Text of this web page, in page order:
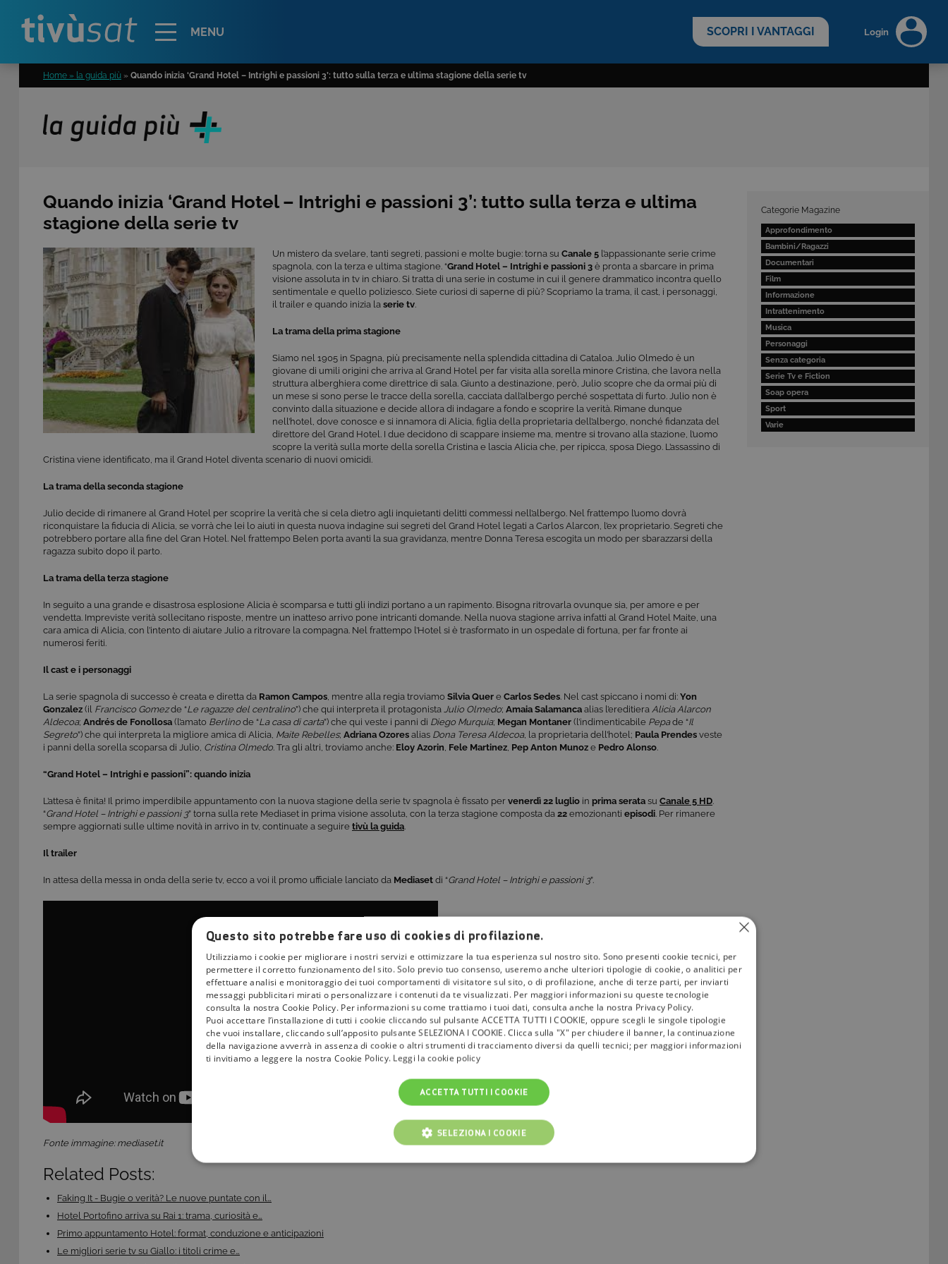
MENU SCOPRI I VANTAGGI Login
Home » la guida più » Quando inizia ‘Grand Hotel – Intrighi e passioni 3’: tutto sulla terza e ultima stagione della serie tv
Categorie Magazine
Approfondimento
Bambini/Ragazzi
Documentari
Film
Informazione
Intrattenimento
Musica
Personaggi
Senza categoria
Serie Tv e Fiction
Soap opera
Sport
Varie
Quando inizia ‘Grand Hotel – Intrighi e passioni 3’: tutto sulla terza e ultima
stagione della serie tv
Un mistero da svelare, tanti segreti, passioni e molte bugie: torna su Canale 5 l’appassionante serie crime
spagnola, con la terza e ultima stagione. “Grand Hotel – Intrighi e passioni 3 è pronta a sbarcare in prima
visione assoluta in tv in chiaro. Si tratta di una serie in costume in cui il genere drammatico incontra quello
sentimentale e quello poliziesco. Siete curiosi di saperne di più? Scopriamo la trama, il cast, i personaggi,
il trailer e quando inizia la serie tv.
La trama della prima stagione
Siamo nel 1905 in Spagna, più precisamente nella splendida cittadina di Cataloa. Julio Olmedo è un
giovane di umili origini che arriva al Grand Hotel per far visita alla sorella minore Cristina, che lavora nella
struttura alberghiera come direttrice di sala. Giunto a destinazione, però, Julio scopre che da ormai più di
un mese si sono perse le tracce della sorella, cacciata dall’albergo perché sospettata di furto. Julio non è
convinto dalla situazione e decide allora di indagare a fondo e scoprire la verità. Rimane dunque
nell’hotel, dove conosce e si innamora di Alicia, figlia della proprietaria dell’albergo, nonché fidanzata del
direttore del Grand Hotel. I due decidono di scappare insieme ma, mentre si trovano alla stazione, l’uomo
scopre la verità sulla morte della sorella Cristina e lascia Alicia che, per ripicca, sposa Diego. L’assassino di
Cristina viene identificato, ma il Grand Hotel diventa scenario di nuovi omicidi.
La trama della seconda stagione
Julio decide di rimanere al Grand Hotel per scoprire la verità che si cela dietro agli inquietanti delitti commessi nell’albergo. Nel frattempo l’uomo dovrà
riconquistare la fiducia di Alicia, se vorrà che lei lo aiuti in questa nuova indagine sui segreti del Grand Hotel legati a Carlos Alarcon, l’ex proprietario. Segreti che
potrebbero portare alla fine del Gran Hotel. Nel frattempo Belen porta avanti la sua gravidanza, mentre Donna Teresa escogita un modo per sbarazzarsi della
ragazza subito dopo il parto.
La trama della terza stagione
In seguito a una grande e disastrosa esplosione Alicia è scomparsa e tutti gli indizi portano a un rapimento. Bisogna ritrovarla ovunque sia, per amore e per
vendetta. Impreviste verità sollecitano risposte, mentre un inatteso arrivo pone intricanti domande. Nella nuova stagione arriva infatti al Grand Hotel Maite, una
cara amica di Alicia, con l’intento di aiutare Julio a ritrovare la compagna. Nel frattempo l’Hotel si è trasformato in un ospedale di fortuna, per far fronte ai
numerosi feriti.
Il cast e i personaggi
La serie spagnola di successo è creata e diretta da Ramon Campos, mentre alla regia troviamo Silvia Quer e Carlos Sedes. Nel cast spiccano i nomi di: Yon
Gonzalez (il Francisco Gomezde “Le ragazze del centralino”) che qui interpreta il protagonista Julio Olmedo; Amaia Salamanca alias l’ereditiera Alicia Alarcon
Aldecoa; Andrés de Fonollosa (l’amato Berlino de “La casa di carta”) che qui veste i panni di Diego Murquia; Megan Montaner (l’indimenticabile Pepade “Il
Segreto”) che qui interpreta la migliore amica di Alicia, Maite Rebelles; Adriana Ozores alias Dona Teresa Aldecoa, la proprietaria dell’hotel; Paula Prendes veste
i panni della sorella scoparsa di Julio, Cristina Olmedo. Tra gli altri, troviamo anche: Eloy Azorin, Fele Martinez, Pep Anton Munoz e Pedro Alonso.
“Grand Hotel – Intrighi e passioni”: quando inizia
L’attesa è finita! Il primo imperdibile appuntamento con la nuova stagione della serie tv spagnola è fissato per venerdì 22 luglio in prima serata su Canale 5 HD.
“Grand Hotel – Intrighi e passioni 3” torna sulla rete Mediaset in prima visione assoluta, con la terza stagione composta da 22 emozionanti episodi. Per rimanere
sempre aggiornati sulle ultime novità in arrivo in tv, continuate a seguire tivù la guida.
Il trailer
In attesa della messa in onda della serie tv, ecco a voi il promo ufficiale lanciato da Mediaset di “Grand Hotel – Intrighi e passioni 3”.
Fonte immagine: mediaset.it
Related Posts:
Faking It - Bugie o verità? Le nuove puntate con il…
Hotel Portofino arriva su Rai 1: trama, curiosità e…
Primo appuntamento Hotel: format, conduzione e anticipazioni
Le migliori serie tv su Giallo: i titoli crime e…
Questo sito potrebbe fare uso di cookies di profilazione.
Utilizziamo i cookie per migliorare i nostri servizi e ottimizzare la tua esperienza sul nostro sito. Sono presenti cookie tecnici, per
permettere il corretto funzionamento del sito. Solo previo tuo consenso, useremo anche ulteriori tipologie di cookie, o analitici per
effettuare analisi e monitoraggio dei tuoi comportamenti di visitatore sul sito, o di profilazione, anche di terze parti, per inviarti
messaggi pubblicitari mirati o personalizzare i contenuti da te visualizzati. Per maggiori informazioni su queste tecnologie
consulta la nostra Cookie Policy. Per informazioni su come trattiamo i tuoi dati, consulta anche la nostra Privacy Policy.
Puoi accettare l’installazione di tutti i cookie cliccando sul pulsante ACCETTA TUTTI I COOKIE, oppure scegli le singole tipologie
che vuoi installare, cliccando sull’apposito pulsante SELEZIONA I COOKIE. Clicca sulla "X" per chiudere il banner, la continuazione
della navigazione avverrà in assenza di cookie o altri strumenti di tracciamento diversi da quelli tecnici; per maggiori informazioni
ti invitiamo a leggere la nostra Cookie Policy. Leggi la cookie policy
ACCETTA TUTTI I COOKIE
SELEZIONA I COOKIE
COOKIE TECNICI COOKIE ANALITICI COOKIE DI PROFILAZIONE FUNZIONALITÀ
Questi cookie sono necessari per il corretto funzionamento del nostro sito e non possono essere disattivati. Vengono impostati solo in